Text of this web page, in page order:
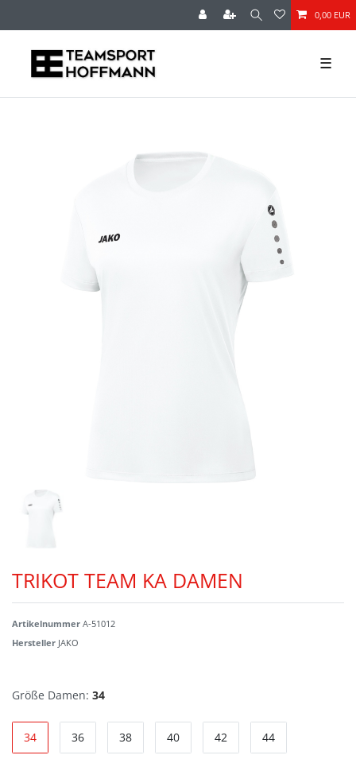
0,00 EUR
☰
TRIKOT TEAM KA DAMEN
Artikelnummer A-51012
Hersteller JAKO
Größe Damen: 34
34 36 38 40 42 44